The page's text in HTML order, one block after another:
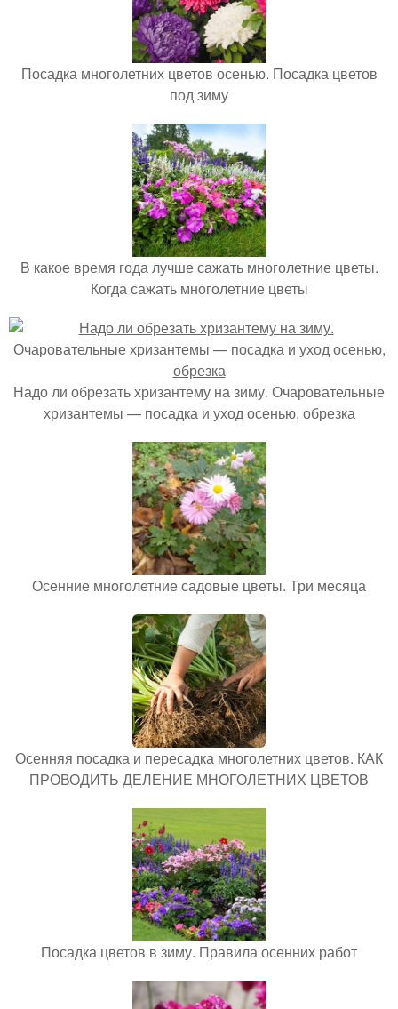
Посадка многолетних цветов осенью. Посадка цветов
под зиму
В какое время года лучше сажать многолетние цветы.
Когда сажать многолетние цветы
Надо ли обрезать хризантему на зиму. Очаровательные
хризантемы — посадка и уход осенью, обрезка
Осенние многолетние садовые цветы. Три месяца
Осенняя посадка и пересадка многолетних цветов. КАК
ПРОВОДИТЬ ДЕЛЕНИЕ МНОГОЛЕТНИХ ЦВЕТОВ
Посадка цветов в зиму. Правила осенних работ